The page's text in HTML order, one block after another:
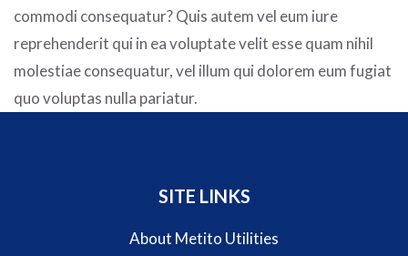
commodi consequatur? Quis autem vel eum iure
reprehenderit qui in ea voluptate velit esse quam nihil
molestiae consequatur, vel illum qui dolorem eum fugiat
quo voluptas nulla pariatur.
SITE LINKS
About Metito Utilities